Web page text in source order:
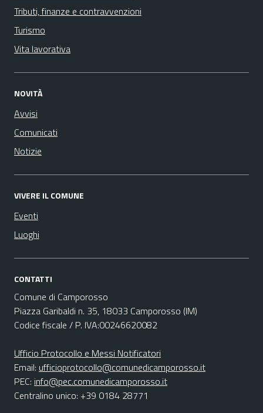
Tributi, finanze e contravvenzioni
Turismo
Vita lavorativa
NOVITÀ
Avvisi
Comunicati
Notizie
VIVERE IL COMUNE
Eventi
Luoghi
CONTATTI
Comune di Camporosso
Piazza Garibaldi n. 35, 18033 Camporosso (IM)
Codice fiscale / P. IVA:00246620082
Ufficio Protocollo e Messi Notificatori
Email: ufficioprotocollo@comunedicamporosso.it
PEC: info@pec.comunedicamporosso.it
Centralino unico: +39 0184 28771